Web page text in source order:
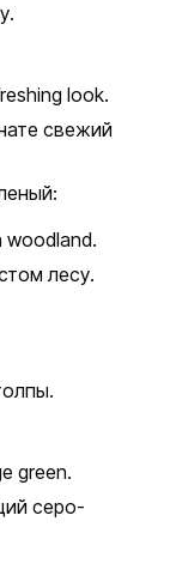
look.
свежий
woodland.
лесу.
green.
серо-